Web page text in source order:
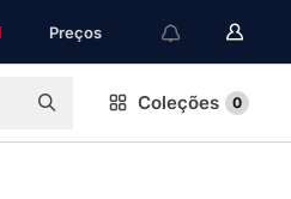
Preços
Coleções 0